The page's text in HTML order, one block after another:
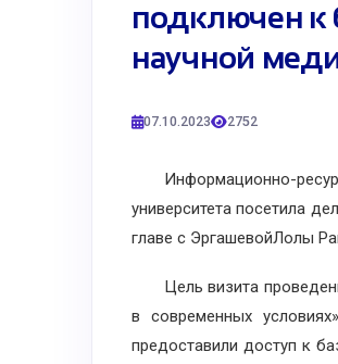
подключен к
научной
07.10.2023 2752
Информационно-
университета посетила
главе с ЭргашевойЛолы
Цель визита
в современных
предоставили доступ к